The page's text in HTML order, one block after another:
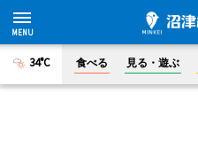
34°C 食べる 見る・遊ぶ